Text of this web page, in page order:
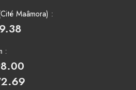
Maâmora) :
: